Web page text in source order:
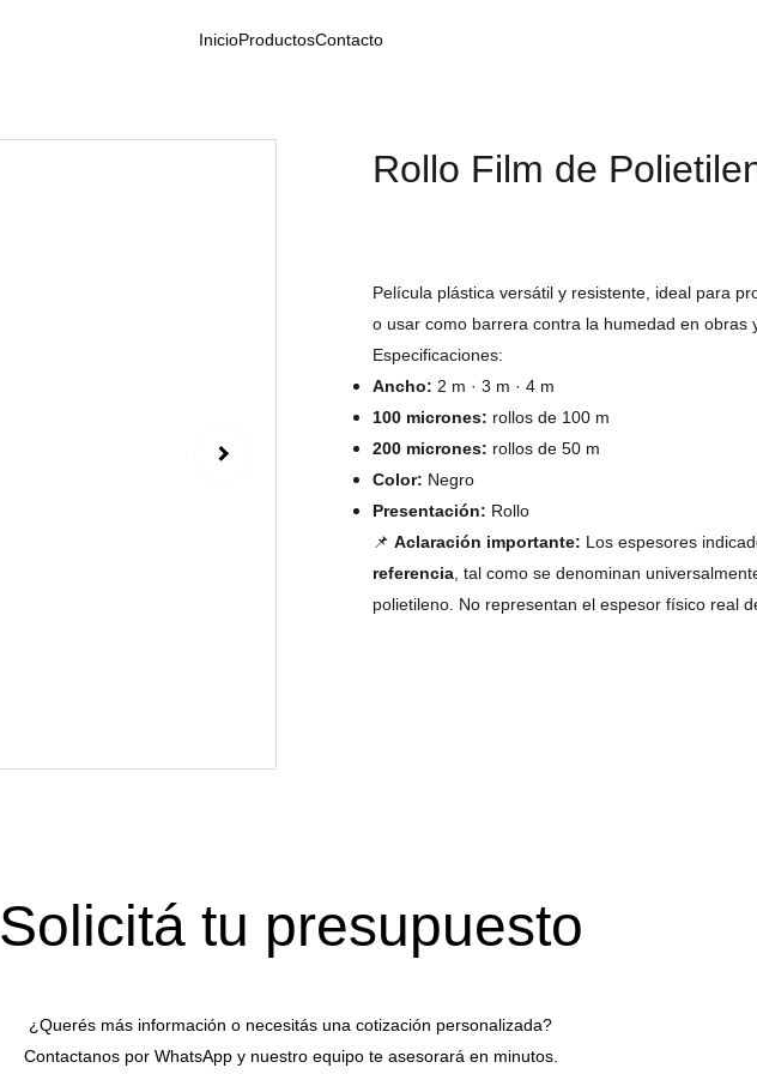
InicioProductosContacto
Rollo Film de
Película plástica versátil y resistente, ideal para
o usar como barrera contra la humedad en obras
Especificaciones:
Ancho: 2 m · 3 m · 4 m
100 micrones: rollos de 100 m
200 micrones: rollos de 50 m
Color: Negro
Presentación: Rollo
📌 Aclaración importante: Los espesores
referencia , tal como se denominan
polietileno. No representan el espesor físico real
Solicitá tu presupuesto
¿Querés más información o necesitás una cotización personalizada?
Contactanos por WhatsApp y nuestro equipo te asesorará en minutos.